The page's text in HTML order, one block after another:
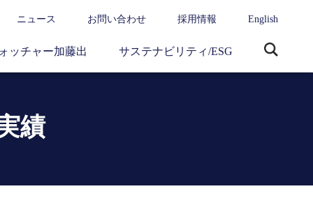
ニュース お問い合わせ 採用情報 English
ッチャー加藤出 サステナビリティ/ESG
績